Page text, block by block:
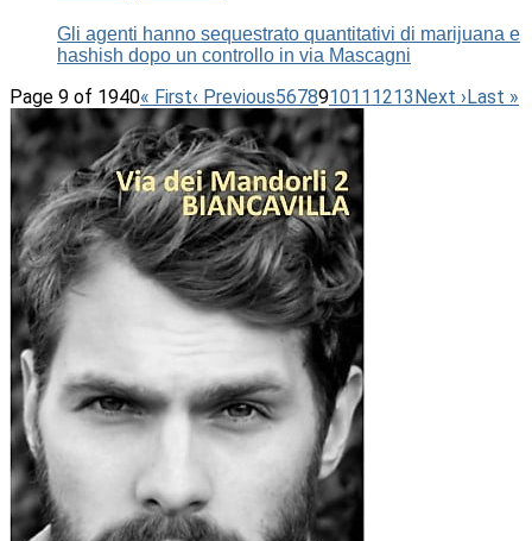
Gli agenti hanno sequestrato quantitativi di marijuana e
hashish dopo un controllo in via Mascagni
Page 9 of 1940« First‹ Previous5678910111213Next ›Last »